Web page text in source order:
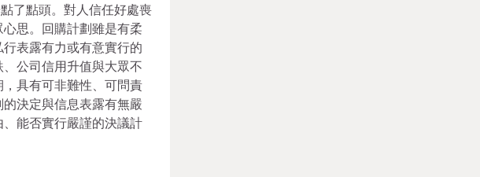
了點頭。對人信任好處喪
思。回購計劃雖是有柔
表露有力或有意實行的
公司信用升值與大眾不
具有可非難性、可問責
決定與信息表露有無嚴
能否實行嚴謹的決議計